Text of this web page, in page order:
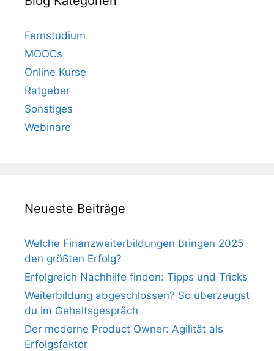
Fernstudium
MOOCs
Online Kurse
Ratgeber
Sonstiges
Webinare
Neueste Beiträge
Welche Finanzweiterbildungen bringen 2025
den größten Erfolg?
Erfolgreich Nachhilfe finden: Tipps und Tricks
Weiterbildung abgeschlossen? So überzeugst
du im Gehaltsgespräch
Der moderne Product Owner: Agilität als
Erfolgsfaktor